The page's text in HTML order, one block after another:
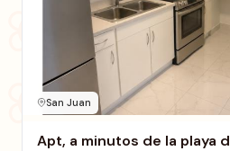
San Juan
Apt, a minutos de la playa